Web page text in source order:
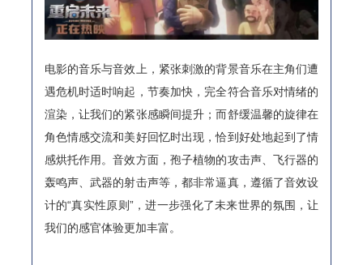
电影的音乐与音效上，紧张刺激的背景音乐在主角们遭
遇危机时适时响起，节奏加快，完全符合音乐对情绪的
渲染，让我们的紧张感瞬间提升；而舒缓温馨的旋律在
角色情感交流和美好回忆时出现，恰到好处地起到了情
感烘托作用。音效方面，孢子植物的攻击声、飞行器的
轰鸣声、武器的射击声等，都非常逼真，遵循了音效设
计的“真实性原则”，进一步强化了未来世界的氛围，让
我们的感官体验更加丰富。